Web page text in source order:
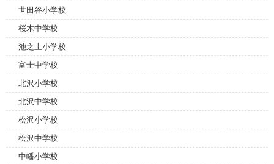
世田谷小学校
桜木中学校
池之上小学校
富士中学校
北沢小学校
北沢中学校
松沢小学校
松沢中学校
中幡小学校